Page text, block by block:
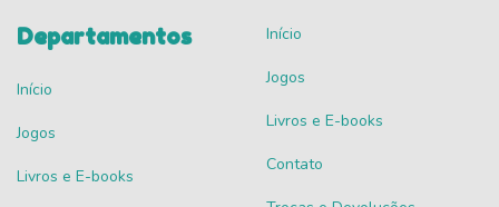
Departamentos
Início
Jogos
Livros e E-books
Início
Jogos
Livros e E-books
Contato